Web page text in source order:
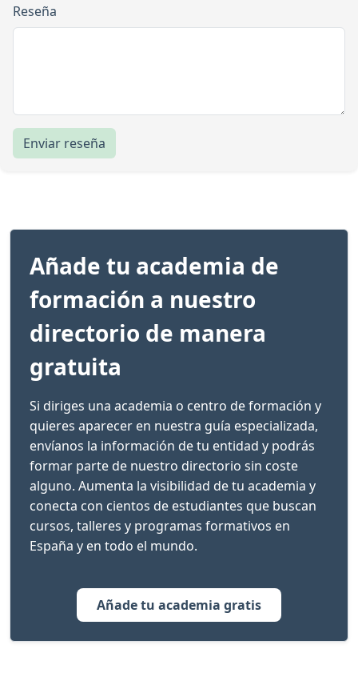
Reseña
Enviar reseña
Añade tu academia de
formación a nuestro
directorio de manera
gratuita
Si diriges una academia o centro de formación y
quieres aparecer en nuestra guía especializada,
envíanos la información de tu entidad y podrás
formar parte de nuestro directorio sin coste
alguno. Aumenta la visibilidad de tu academia y
conecta con cientos de estudiantes que buscan
cursos, talleres y programas formativos en
España y en todo el mundo.
Añade tu academia gratis